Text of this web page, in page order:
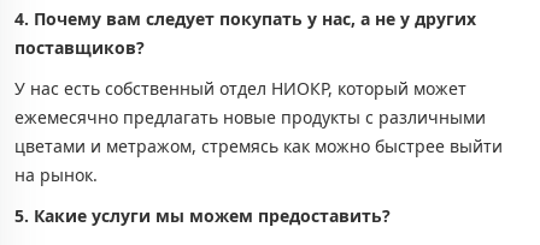
4. Почему вам следует покупать у нас, а не у других
поставщиков?
У нас есть собственный отдел НИОКР, который может
ежемесячно предлагать новые продукты с различными
цветами и метражом, стремясь как можно быстрее выйти
на рынок.
5. Какие услуги мы можем предоставить?